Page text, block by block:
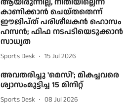
കാണിക്കാൻ ചെയ്തതെന്ന്
ഈജിപ്ത് പരിശീലകൻ ഹൊസം
ഹസൻ; ഫിഫ നടപടിയെടുക്കാൻ
സാധ്യത
Sports Desk 15 Jul 2026
അവതരിച്ചു 'മെസി'; മികച്ചവരെ
ശ്വാസംമുട്ടിച്ച 15 മിനിറ്റ്
Sports Desk 08 Jul 2026